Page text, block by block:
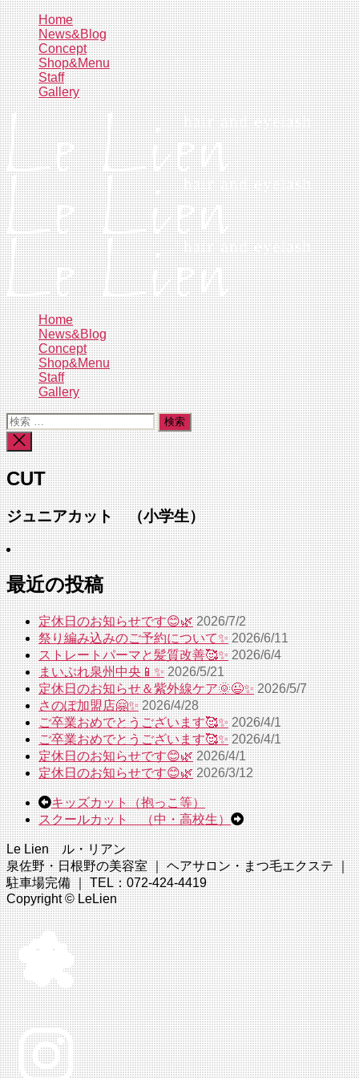
コ
ン
テ
ン
ツ
へ
ス
キ
ッ
プ
Home
News&Blog
Concept
Shop&Menu
Staff
Gallery
Home
News&Blog
Concept
Shop&Menu
Staff
Gallery
検
索
対
象:
検
索
を
閉
じ
る
CUT
ジュニアカット （小学生）
最近の投稿
定休日のお知らせです😊🌿 2026/7/2
祭り編み込みのご予約について✨ 2026/6/11
ストレートパーマと髪質改善🥰✨ 2026/6/4
まいぷれ泉州中央📱✨ 2026/5/21
定休日のお知らせ＆紫外線ケア🌞😉✨ 2026/5/7
さのぽ加盟店🤗✨ 2026/4/28
ご卒業おめでとうございます🥰✨ 2026/4/1
ご卒業おめでとうございます🥰✨ 2026/4/1
定休日のお知らせです😊🌿 2026/4/1
定休日のお知らせです😊🌿 2026/3/12
キッズカット（抱っこ等）
スクールカット （中・高校生）
Le Lien ル・リアン
泉佐野・日根野の美容室 ｜ ヘアサロン・まつ毛エクステ ｜
駐車場完備 ｜ TEL：072-424-4419
Copyright © LeLien